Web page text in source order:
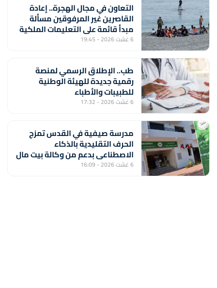
التعاون في مجال الهجرة.. إعادة
القاصرين غير المرفوقين مسألة
مبدأ قائمة على التعليمات الملكية
السامية (مصدر دبلوماسي)
6 غشت 2026 - 19:45
طب.. الإطلاق الرسمي لمنصة
رقمية جديدة للهيئة الوطنية
للطبيبات والأطباء
6 غشت 2026 - 17:32
مدرسة صيفية في القدس تمزج
الحرف التقليدية بالذكاء
الاصطناعي بدعم من وكالة بيت مال
القدس الشريف
6 غشت 2026 - 16:09